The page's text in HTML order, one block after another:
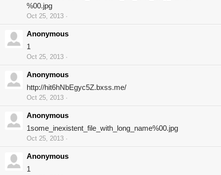
%00.jpg
Oct 25, 2013
Anonymous
1
Oct 25, 2013
Anonymous
http://hit6hNbEgyc5Z.bxss.me/
Oct 25, 2013
Anonymous
1some_inexistent_file_with_long_name%00.jpg
Oct 25, 2013
Anonymous
1